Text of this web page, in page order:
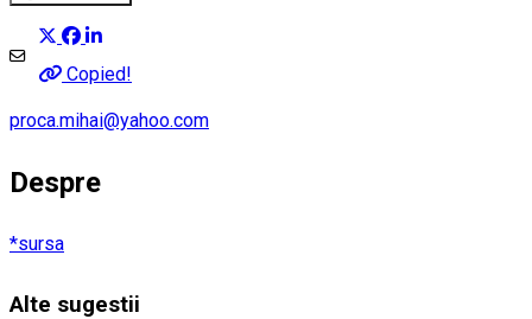
Copied!
proca.mihai@yahoo.com
Despre
*sursa
Alte sugestii